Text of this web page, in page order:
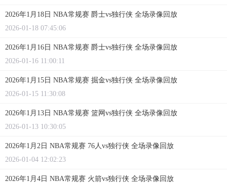
2026年1月18日 NBA常规赛 爵士vs独行侠 全场录像回放
2026-01-18 07:45:06
2026年1月16日 NBA常规赛 爵士vs独行侠 全场录像回放
2026-01-16 11:00:11
2026年1月15日 NBA常规赛 掘金vs独行侠 全场录像回放
2026-01-15 11:30:08
2026年1月13日 NBA常规赛 篮网vs独行侠 全场录像回放
2026-01-13 10:30:05
2026年1月2日 NBA常规赛 76人vs独行侠 全场录像回放
2026-01-04 12:02:23
2026年1月4日 NBA常规赛 火箭vs独行侠 全场录像回放